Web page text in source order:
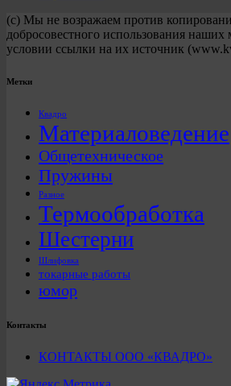
(с) Мы не возражаем против
добросовестного использования наших
условии ссылки на их источник
Метки
Квадро
Материаловедение
Общетехническое
Пружины
Разное
Термообработка
Шестерни
Шлифовка
токарные работы
юмор
Контакты
КОНТАКТЫ ООО «КВАДРО»